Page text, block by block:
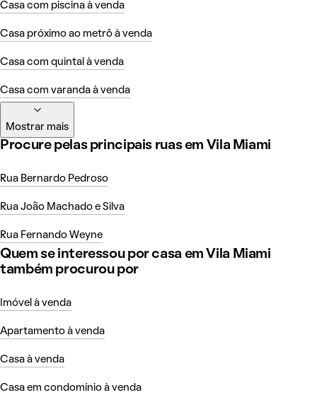
Casa com piscina à venda
Casa próximo ao metrô à venda
Casa com quintal à venda
Casa com varanda à venda
Mostrar mais
Procure pelas principais ruas em Vila Miami
Rua Bernardo Pedroso
Rua João Machado e Silva
Rua Fernando Weyne
Quem se interessou por casa em Vila Miami
também procurou por
Imóvel à venda
Apartamento à venda
Casa à venda
Casa em condomínio à venda